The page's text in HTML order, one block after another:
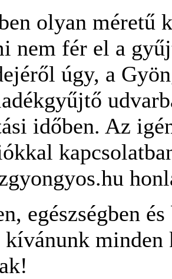
olyan méretű
nem fér el a
úgy, a
időben. Az
egészségben
kívánunk